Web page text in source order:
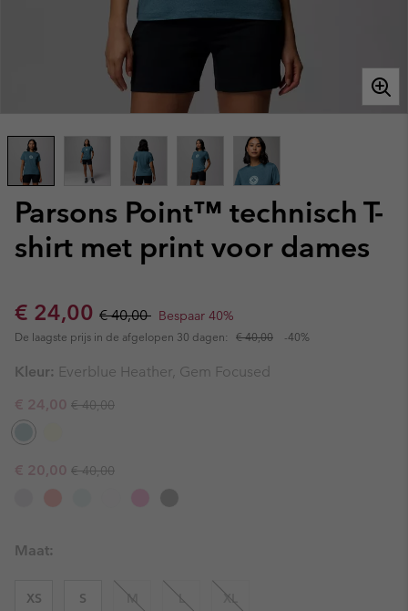
Parsons Point™ technisch T-
shirt met print voor dames
Sale price:
€ 24,00 Regular price:
€ 40,00 Bespaar 40%
De laagste prijs in de afgelopen 30 dagen: € 40,00 -40%
Kleur: Everblue Heather, Gem Focused
Sale price:
€ 24,00 Regular price:
€ 40,00
Sale price:
€ 20,00 Regular price:
€ 40,00
Maat:
XS S M L XL